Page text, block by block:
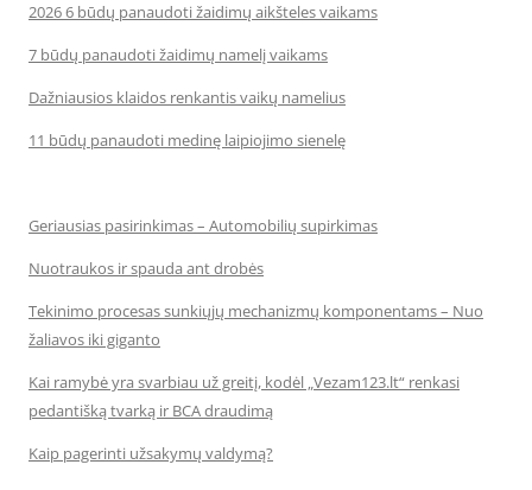
2026 6 būdų panaudoti žaidimų aikšteles vaikams
7 būdų panaudoti žaidimų namelį vaikams
Dažniausios klaidos renkantis vaikų namelius
11 būdų panaudoti medinę laipiojimo sienelę
Geriausias pasirinkimas – Automobilių supirkimas
Nuotraukos ir spauda ant drobės
Tekinimo procesas sunkiųjų mechanizmų komponentams – Nuo
žaliavos iki giganto
Kai ramybė yra svarbiau už greitį, kodėl „Vezam123.lt“ renkasi
pedantišką tvarką ir BCA draudimą
Kaip pagerinti užsakymų valdymą?